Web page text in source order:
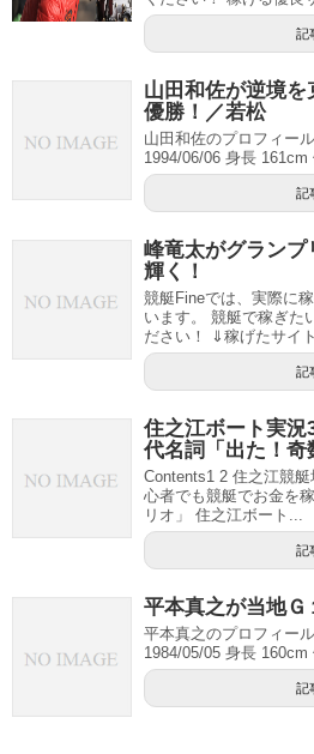
記
山田和佐が逆境を
優勝！／若松
山田和佐のプロフィー
1994/06/06 身長
記
峰竜太がグランプ
輝く！
競艇Fineでは、実際に
います。 競艇で稼ぎた
ださい！ ⇓稼げたサイ
記
住之江ボート実況
代名詞「出た！奇
Contents1 2 住之江競
心者でも競艇でお金を
リオ」 住之江ボート...
記
平本真之が当地Ｇ
平本真之のプロフィー
1984/05/05 身長
記